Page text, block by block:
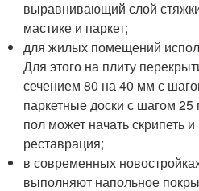
выравнивающий слой
мастике и паркет;
для жилых помещений
Для этого на плиту
сечением 80 на 40 мм с
паркетные доски с шагом
пол может начать скрипеть и
реставрация;
в современных
выполняют напольное